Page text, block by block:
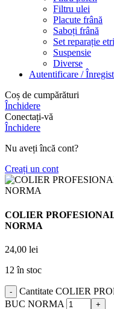
Filtru ulei
Placute frână
Saboți frână
Set reparație
Suspensie
Diverse
Autentificare /
Coș de cumpărături
Închidere
Conectați-vă
Închidere
Nu aveți încă cont?
Creați un cont
COLIER
NORMA
24,00 lei
12 în stoc
Cantitate COLIER
BUC NORMA